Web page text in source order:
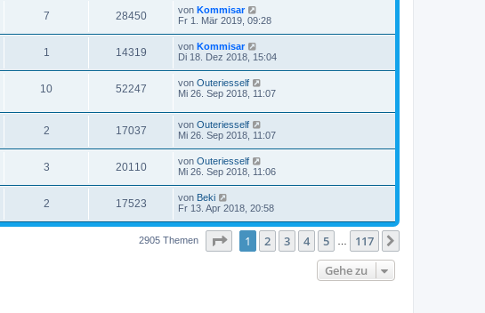
7 28450 von Kommisar
Fr 1. Mär 2019, 09:28
1 14319 von Kommisar
Di 18. Dez 2018, 15:04
10 52247 von Outeriesself
Mi 26. Sep 2018, 11:07
2 17037 von Outeriesself
Mi 26. Sep 2018, 11:07
3 20110 von Outeriesself
Mi 26. Sep 2018, 11:06
2 17523 von Beki
Fr 13. Apr 2018, 20:58
2905 Themen Seite von117
1 2 3 4 5 117
Gehe zu